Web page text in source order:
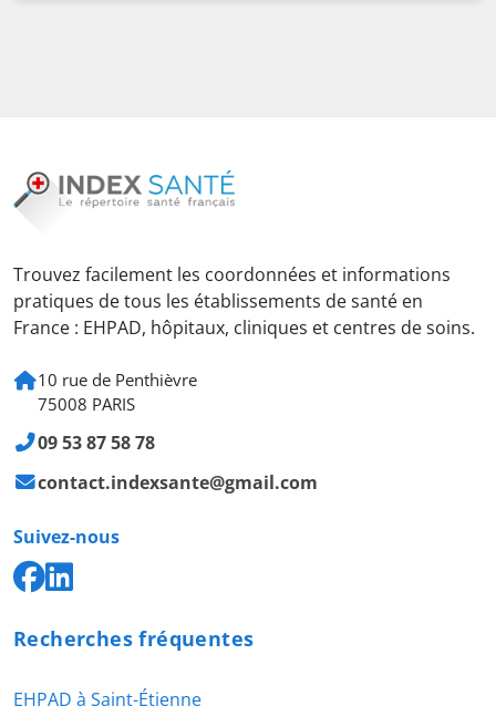
Trouvez facilement les coordonnées et informations
pratiques de tous les établissements de santé en
France : EHPAD, hôpitaux, cliniques et centres de soins.
10 rue de Penthièvre
75008 PARIS
09 53 87 58 78
contact.indexsante@gmail.com
Suivez-nous
Recherches fréquentes
EHPAD à Saint-Étienne